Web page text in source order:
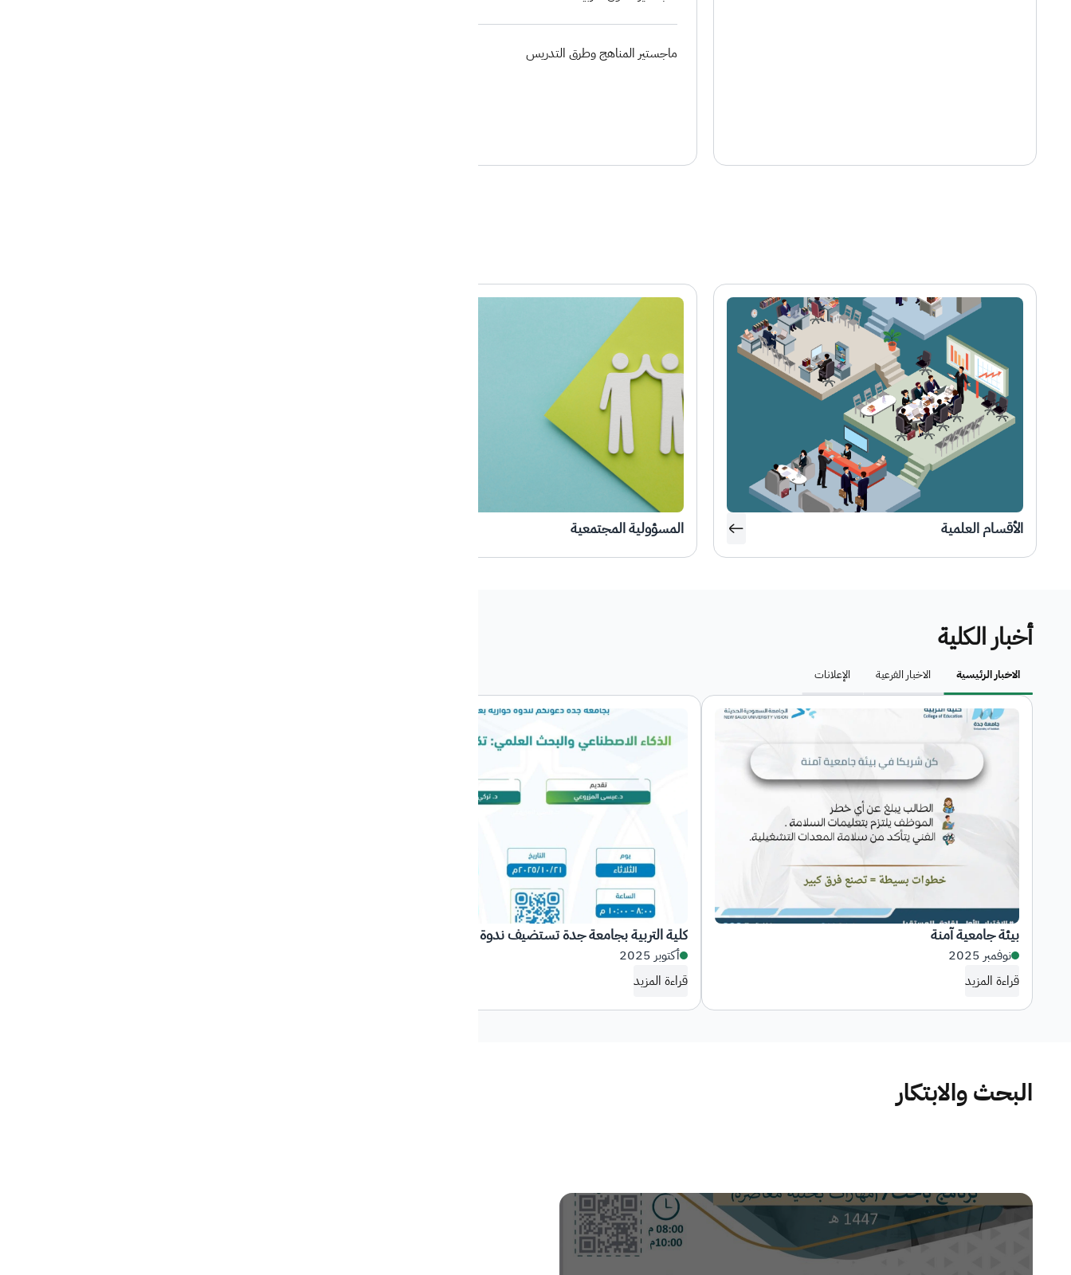
ماجستير المناهج وطرق التدريس
الأقسام العلمية المسؤولية المجتمعية
أخبار الكلية
الاخبار الرئيسية الاخبار الفرعية الإعلانات
بيئة جامعية آمنة
نوفمبر 2025
قراءة المزيد
كلية التربية بجامعة جدة تستضيف ندوة حوارية بعنوان:
الذكاء الاصطناعي والبحث العلمي: تكامل لا تعارض
أكتوبر 2025
قراءة المزيد
البحث والابتكار